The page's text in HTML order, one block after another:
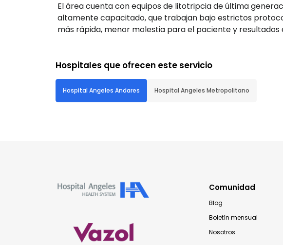
El área cuenta con equipos de litotripcia de última
altamente capacitado, que trabajan bajo estrictos
más rápida, menor molestia para el paciente y
Hospitales que ofrecen este servicio
Hospital Angeles Andares Hospital Angeles Metropolitano
Comunidad
Blog
Boletín mensual
Nosotros